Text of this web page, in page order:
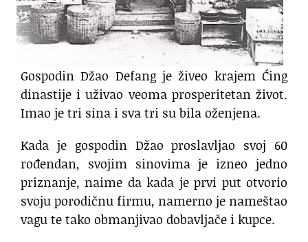
Gospodin Džao Defang je živeo krajem Ćing
dinastije i uživao veoma prosperitetan život.
Imao je tri sina i sva tri su bila oženjena.
Kada je gospodin Džao proslavljao svoj 60
rođendan, svojim sinovima je izneo jedno
priznanje, naime da kada je prvi put otvorio
svoju porodičnu firmu, namerno je nameštao
vagu te tako obmanjivao dobavljače i kupce.